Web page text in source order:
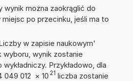
wynik można zaokrąglić do
po przecinku, jeśli ma to
w zapisie naukowym'
wyboru, wynik zostanie
Przykładowo, dla
049 012 × 10 21 liczba zostanie